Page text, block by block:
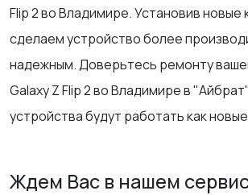
Flip 2 во Владимире. Установив
сделаем устройство более
надежным. Доверьтесь ремонту
Galaxy Z Flip 2 во Владимире в
устройства будут работать как
Ждем Вас в нашем